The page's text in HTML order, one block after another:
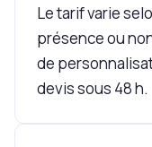
Le tarif varie
présence ou
de
devis sous 48 h.